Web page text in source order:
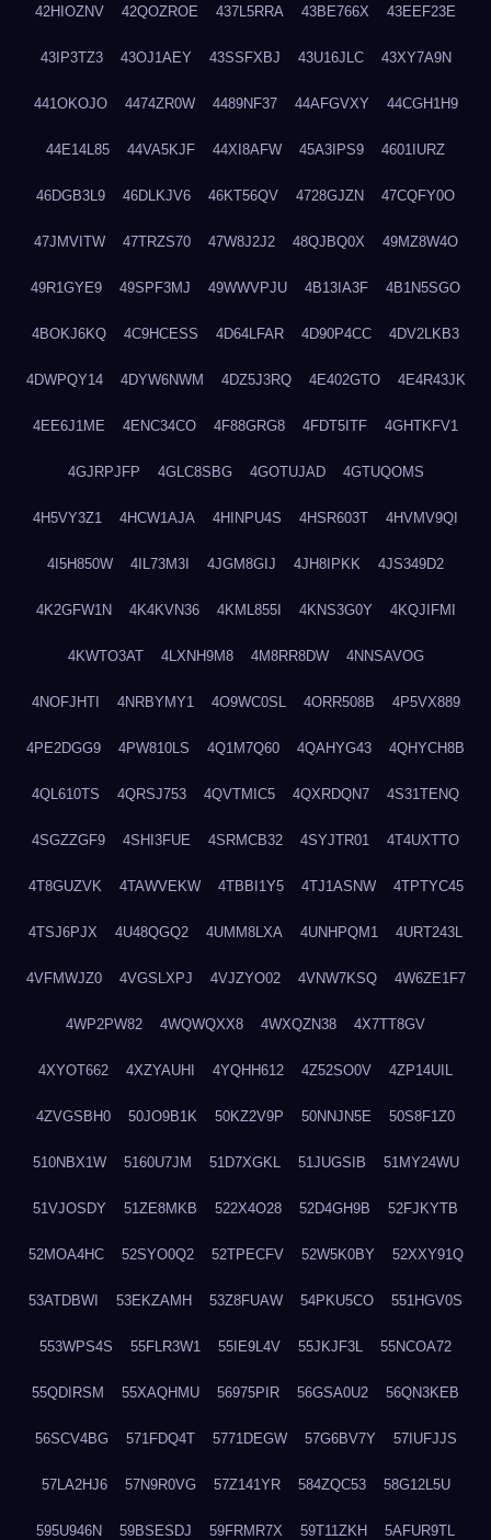
42HIOZNV 42QOZROE 437L5RRA 43BE766X 43EEF23E
43IP3TZ3 43OJ1AEY 43SSFXBJ 43U16JLC 43XY7A9N
441OKOJO 4474ZR0W 4489NF37 44AFGVXY 44CGH1H9
44E14L85 44VA5KJF 44XI8AFW 45A3IPS9 4601IURZ
46DGB3L9 46DLKJV6 46KT56QV 4728GJZN 47CQFY0O
47JMVITW 47TRZS70 47W8J2J2 48QJBQ0X 49MZ8W4O
49R1GYE9 49SPF3MJ 49WWVPJU 4B13IA3F 4B1N5SGO
4BOKJ6KQ 4C9HCESS 4D64LFAR 4D90P4CC 4DV2LKB3
4DWPQY14 4DYW6NWM 4DZ5J3RQ 4E402GTO 4E4R43JK
4EE6J1ME 4ENC34CO 4F88GRG8 4FDT5ITF 4GHTKFV1
4GJRPJFP 4GLC8SBG 4GOTUJAD 4GTUQOMS
4H5VY3Z1 4HCW1AJA 4HINPU4S 4HSR603T 4HVMV9QI
4I5H850W 4IL73M3I 4JGM8GIJ 4JH8IPKK 4JS349D2
4K2GFW1N 4K4KVN36 4KML855I 4KNS3G0Y 4KQJIFMI
4KWTO3AT 4LXNH9M8 4M8RR8DW 4NNSAVOG
4NOFJHTI 4NRBYMY1 4O9WC0SL 4ORR508B 4P5VX889
4PE2DGG9 4PW810LS 4Q1M7Q60 4QAHYG43 4QHYCH8B
4QL610TS 4QRSJ753 4QVTMIC5 4QXRDQN7 4S31TENQ
4SGZZGF9 4SHI3FUE 4SRMCB32 4SYJTR01 4T4UXTTO
4T8GUZVK 4TAWVEKW 4TBBI1Y5 4TJ1ASNW 4TPTYC45
4TSJ6PJX 4U48QGQ2 4UMM8LXA 4UNHPQM1 4URT243L
4VFMWJZ0 4VGSLXPJ 4VJZYO02 4VNW7KSQ 4W6ZE1F7
4WP2PW82 4WQWQXX8 4WXQZN38 4X7TT8GV
4XYOT662 4XZYAUHI 4YQHH612 4Z52SO0V 4ZP14UIL
4ZVGSBH0 50JO9B1K 50KZ2V9P 50NNJN5E 50S8F1Z0
510NBX1W 5160U7JM 51D7XGKL 51JUGSIB 51MY24WU
51VJOSDY 51ZE8MKB 522X4O28 52D4GH9B 52FJKYTB
52MOA4HC 52SYO0Q2 52TPECFV 52W5K0BY 52XXY91Q
53ATDBWI 53EKZAMH 53Z8FUAW 54PKU5CO 551HGV0S
553WPS4S 55FLR3W1 55IE9L4V 55JKJF3L 55NCOA72
55QDIRSM 55XAQHMU 56975PIR 56GSA0U2 56QN3KEB
56SCV4BG 571FDQ4T 5771DEGW 57G6BV7Y 57IUFJJS
57LA2HJ6 57N9R0VG 57Z141YR 584ZQC53 58G12L5U
595U946N 59BSESDJ 59FRMR7X 59T11ZKH 5AFUR9TL